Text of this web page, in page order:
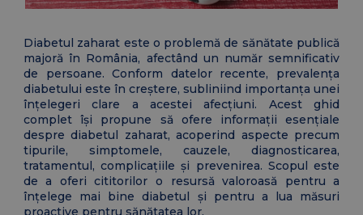
Diabetul zaharat este o problemă de sănătate publică
majoră în România, afectând un număr semnificativ
de persoane. Conform datelor recente, prevalența
diabetului este în creștere, subliniind importanța unei
înțelegeri clare a acestei afecțiuni. Acest ghid
complet își propune să ofere informații esențiale
despre diabetul zaharat, acoperind aspecte precum
tipurile, simptomele, cauzele, diagnosticarea,
tratamentul, complicațiile și prevenirea. Scopul este
de a oferi cititorilor o resursă valoroasă pentru a
înțelege mai bine diabetul și pentru a lua măsuri
proactive pentru sănătatea lor.